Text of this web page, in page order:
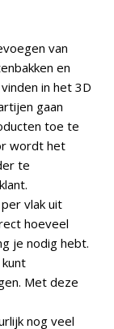
van
en
in het 3D
gaan
toe te
wordt het
te
vlak uit
hoeveel
je nodig hebt.
Met deze
nog veel